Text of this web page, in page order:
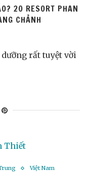
20 RESORT PHAN
CHẢNH
rất tuyệt vời
Việt Nam